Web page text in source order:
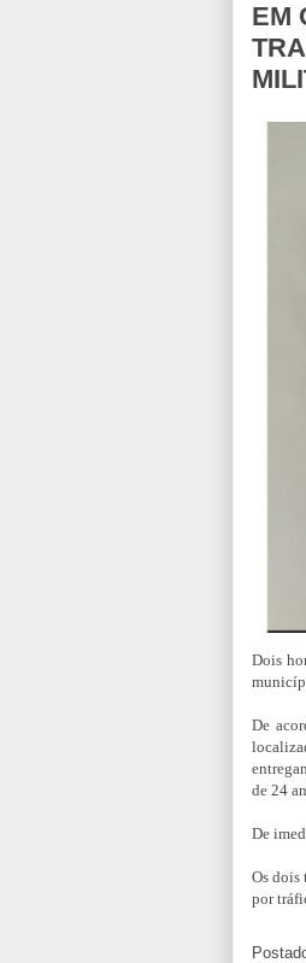
EM
Dois
De
de 24
De
Os dois
por